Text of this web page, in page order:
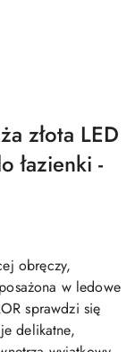
złota LED
łazienki -
obręczy,
w ledowe
sprawdzi się
delikatne,